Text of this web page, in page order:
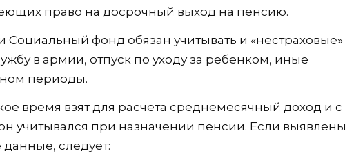
право на досрочный выход на пенсию.
фонд обязан учитывать и «нестраховые»
в армии, отпуск по уходу за ребенком, иные
периоды.
время взят для расчета среднемесячный доход и с
учитывался при назначении пенсии. Если выявлены
следует: